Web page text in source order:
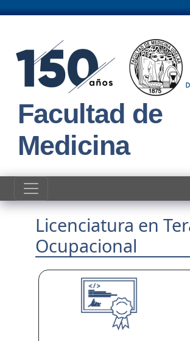
Facultad de
Medicina
Licenciatura en
Ocupacional